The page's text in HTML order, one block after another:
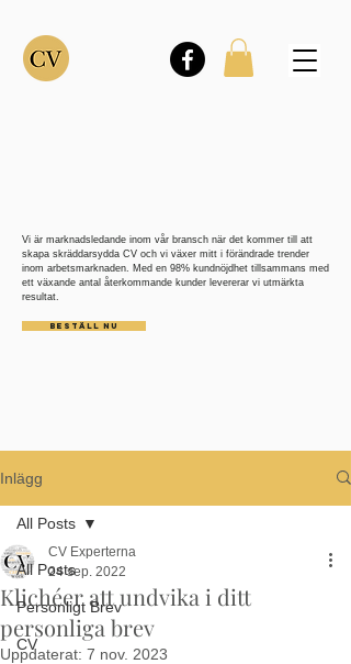
Vi är marknadsledande inom vår bransch när det kommer till att
skapa skräddarsydda CV och vi växer mitt i förändrade trender
inom arbetsmarknaden. Med en 98% kundnöjdhet tillsammans med
ett växande antal återkommande kunder levererar vi utmärkta
resultat.
BESTÄLL NU
Inlägg
All Posts
Personligt Brev
CV
All Posts
Klichéer att undvika i ditt
personliga brev
CV Experterna
24 sep. 2022
Uppdaterat: 7 nov. 2023